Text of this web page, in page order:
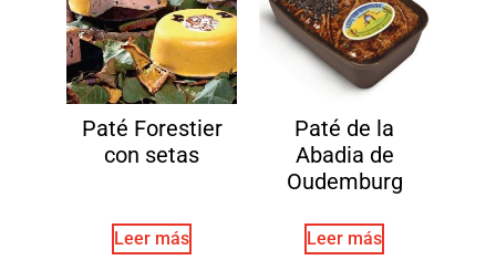
Paté Forestier
con setas
Leer más
Paté de la
Abadia de
Oudemburg
Leer más